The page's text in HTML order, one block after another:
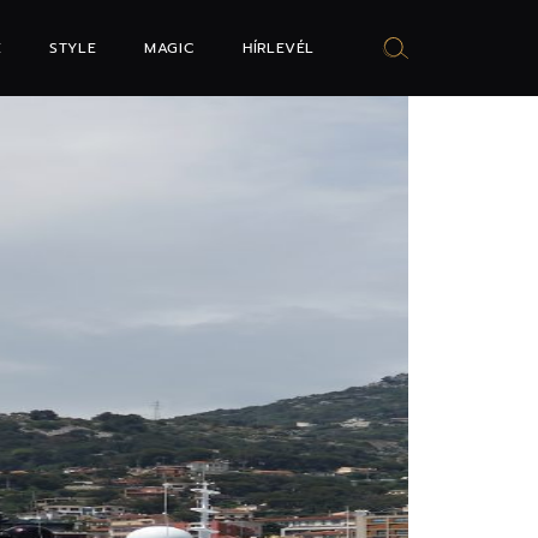
STYLE MAGIC HÍRLEVÉL